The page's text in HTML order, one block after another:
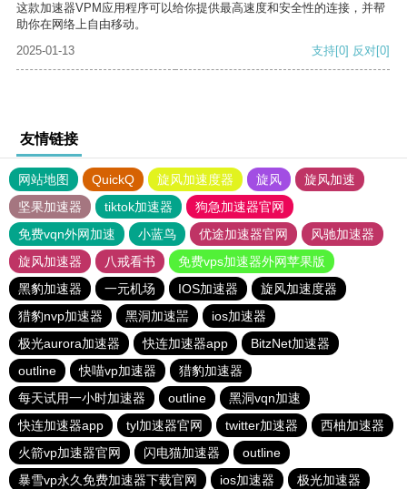
这款加速器VPM应用程序可以给你提供最高速度和安全性的连接，并帮
助你在网络上自由移动。
2025-01-13
支持[0] 反对[0]
友情链接
网站地图 QuickQ 旋风加速度器 旋风
旋风加速
坚果加速器
tiktok加速器
狗急加速器官网
免费vqn外网加速
小蓝鸟 优途加速器官网
风驰加速器
旋风加速器
八戒看书
免费vps加速器外网苹果版
黑豹加速器
一元机场 IOS加速器
旋风加速度器
猎豹nvp加速器
黑洞加速噐
ios加速器
极光aurora加速器
快连加速器app
BitzNet加速器
outline
快喵vp加速器
猎豹加速器
每天试用一小时加速器
outline
黑洞vqn加速
快连加速器app
tyl加速器官网 twitter加速器
西柚加速器
火箭vp加速器官网
闪电猫加速器
outline
暴雪vp永久免费加速器下载官网
ios加速器 极光加速器